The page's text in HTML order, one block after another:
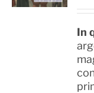
In